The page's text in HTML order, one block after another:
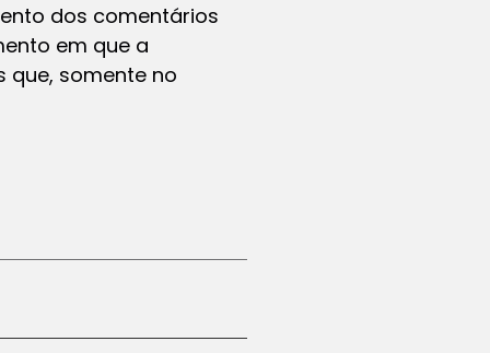
dos comentários
em que a
que, somente no